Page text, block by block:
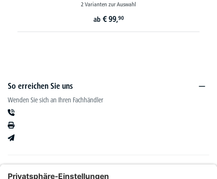
2 Varianten zur Auswahl
ab € 99,90
So erreichen Sie uns
Wenden Sie sich an Ihren Fachhändler